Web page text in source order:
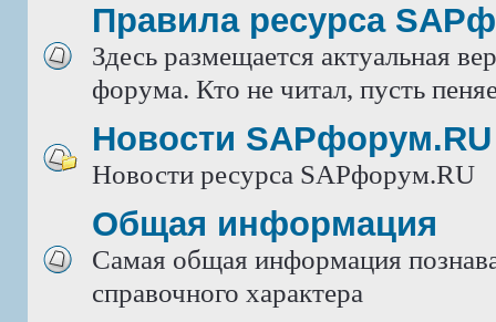
Правила ресурса
Здесь размещается актуальная
форума. Кто не читал, пусть
Новости SAPфорум.RU
Новости ресурса SAPфорум.RU
Общая информация
Самая общая информация
справочного характера